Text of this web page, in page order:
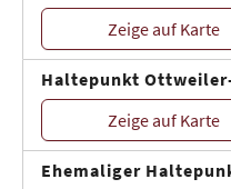
Zeige auf Karte
Haltepunkt
Zeige auf Karte
Ehemaliger